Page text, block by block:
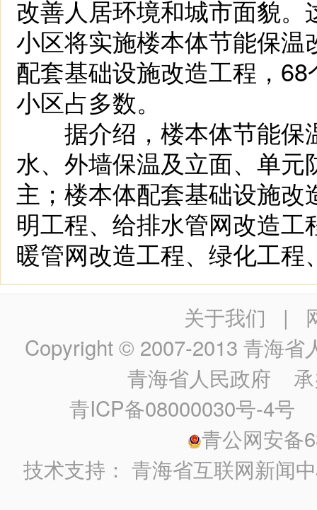
改善人居环境和城市面貌
小区将实施楼本体节能保
配套基础设施改造工程，
小区占多数。
据介绍，楼本体节能保
水、外墙保温及立面、单
主；楼本体配套基础设施
明工程、给排水管网改造
暖管网改造工程、绿化工程
关于我们 |
Copyright © 2007-2013 青海省
青海省人民政府 承
青ICP备08000030号-4号
青公网安备
技术支持：青海省互联网新闻